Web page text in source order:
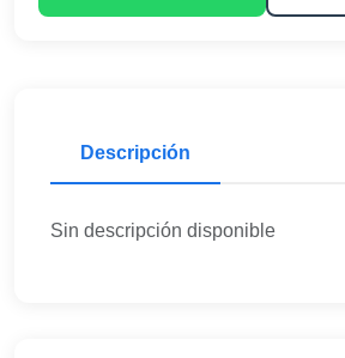
Descripción
Sin descripción disponible